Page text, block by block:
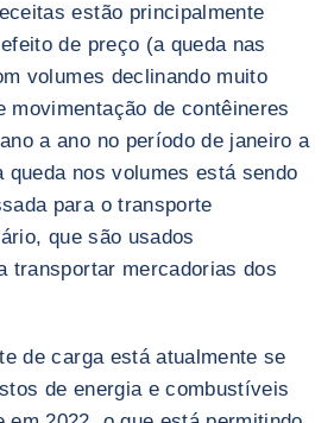
estão principalmente
de preço (a queda nas
volumes declinando muito
movimentação de contêineres
a ano no período de janeiro a
queda nos volumes está sendo
para o transporte
que são usados
transportar mercadorias dos
de carga está atualmente se
de energia e combustíveis